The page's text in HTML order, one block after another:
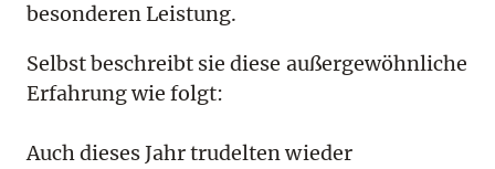
besonderen Leistung.
Selbst beschreibt sie diese außergewöhnliche
Erfahrung wie folgt:
Auch dieses Jahr trudelten wieder